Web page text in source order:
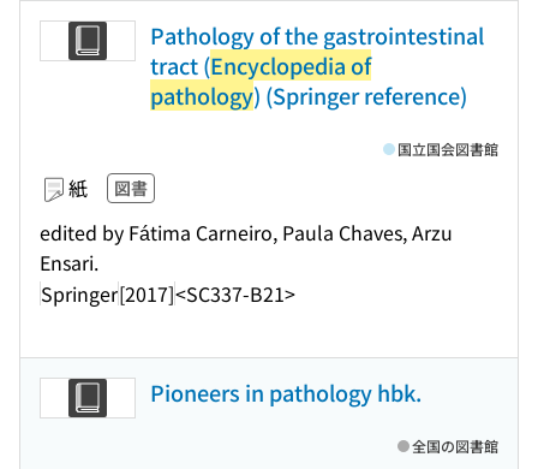
Pathology of the gastrointestinal
tract (Encyclopedia of
pathology) (Springer reference)
紙 図書
edited by Fátima Carneiro, Paula Chaves, Arzu
Ensari.
Springer[2017]<SC337-B21>
国立国会図書館
Pioneers in pathology hbk.
全国の図書館